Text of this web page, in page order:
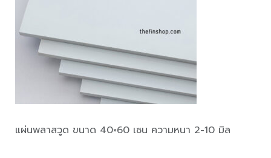
แผ่นพลาสวูด ขนาด 40×60 เซน ความหนา 2-10 มิล